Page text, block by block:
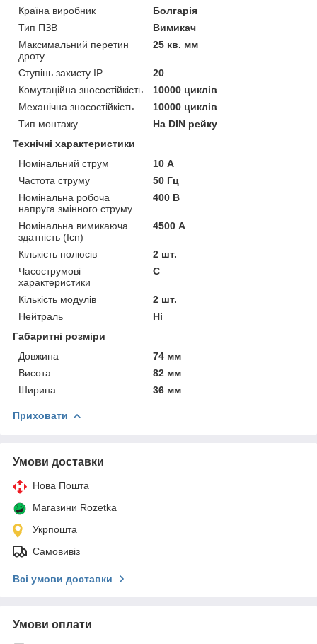
Країна виробник
Болгарія
Тип ПЗВ
Вимикач
Максимальний перетин
дроту
25 кв. мм
Ступінь захисту IP
20
Комутаційна зносостійкість
10000 циклів
Механічна зносостійкість
10000 циклів
Тип монтажу
На DIN рейку
Технічні характеристики
Номінальний струм
10 А
Частота струму
50 Гц
Номінальна робоча
напруга змінного струму
400 В
Номінальна вимикаюча
здатність (Icn)
4500 А
Кількість полюсів
2 шт.
Часострумові
характеристики
C
Кількість модулів
2 шт.
Нейтраль
Ні
Габаритні розміри
Довжина
74 мм
Висота
82 мм
Ширина
36 мм
Приховати
Умови доставки
Нова Пошта
Магазини Rozetka
Укрпошта
Самовивіз
Всі умови доставки
Умови оплати